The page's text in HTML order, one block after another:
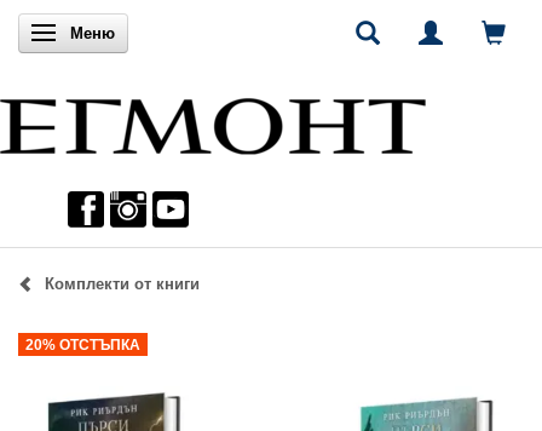
Включи навигацията
Меню
Комплекти от книги
20% ОТСТЪПКА